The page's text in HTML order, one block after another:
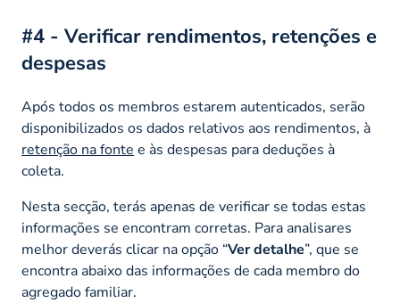
#4 - Verificar rendimentos, retenções e
despesas
Após todos os membros estarem autenticados, serão
disponibilizados os dados relativos aos rendimentos, à
retenção na fonte e às despesas para deduções à
coleta.
Nesta secção, terás apenas de verificar se todas estas
informações se encontram corretas. Para analisares
melhor deverás clicar na opção “Ver detalhe”, que se
encontra abaixo das informações de cada membro do
agregado familiar.